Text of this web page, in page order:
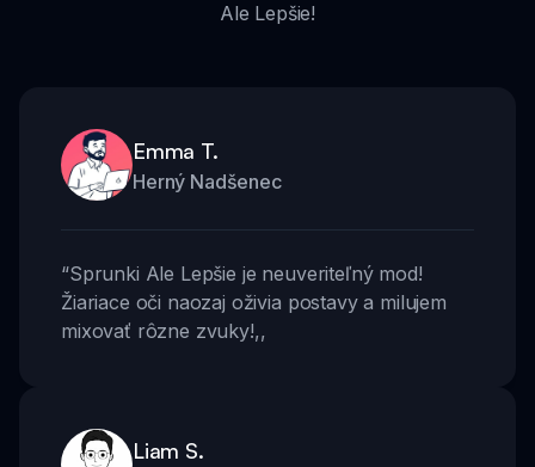
Ale Lepšie!
Emma T.
Herný Nadšenec
“Sprunki Ale Lepšie je neuveriteľný mod!
Žiariace oči naozaj oživia postavy a milujem
mixovať rôzne zvuky!,,
Liam S.